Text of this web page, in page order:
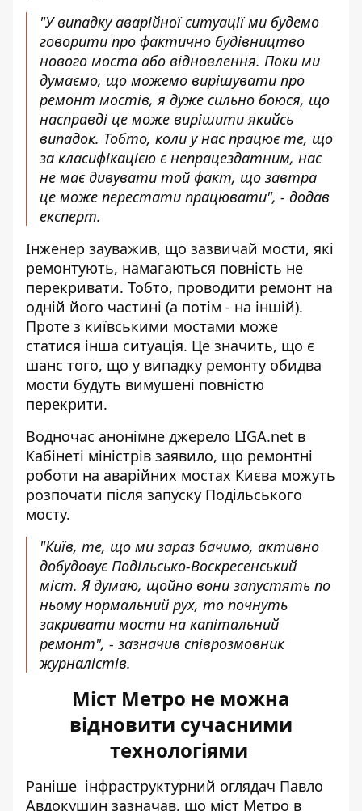
"У випадку аварійної ситуації ми будемо
говорити про фактично будівництво
нового моста або відновлення. Поки ми
думаємо, що можемо вирішувати про
ремонт мостів, я дуже сильно боюся, що
насправді це може вирішити якийсь
випадок. Тобто, коли у нас працює те, що
за класифікацією є непрацездатним, нас
не має дивувати той факт, що завтра
це може перестати працювати", - додав
експерт.
Інженер зауважив, що зазвичай мости, які
ремонтують, намагаються повність не
перекривати. Тобто, проводити ремонт на
одній його частині (а потім - на іншій).
Проте з київськими мостами може
статися інша ситуація. Це значить, що є
шанс того, що у випадку ремонту обидва
мости будуть вимушені повністю
перекрити.
Водночас анонімне джерело LIGA.net в
Кабінеті міністрів заявило, що ремонтні
роботи на аварійних мостах Києва можуть
розпочати після запуску Подільського
мосту.
"Київ, те, що ми зараз бачимо, активно
добудовує Подільсько-Воскресенський
міст. Я думаю, щойно вони запустять по
ньому нормальний рух, то почнуть
закривати мости на капітальний
ремонт", - зазначив співрозмовник
журналістів.
Міст Метро не можна
відновити сучасними
технологіями
Раніше інфраструктурний оглядач Павло
Авдокушин зазначав, що міст Метро в